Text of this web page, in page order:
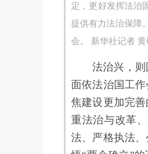
定，更好发挥法治
提供有力法治保障
会。 新华社记者 黄
法治兴，则
面依法治国工
焦建设更加完
重法治与改革
法、严格执法